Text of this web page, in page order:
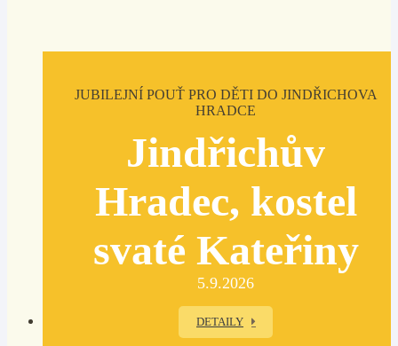
JUBILEJNÍ POUŤ PRO DĚTI DO JINDŘICHOVA
HRADCE
Jindřichův
Hradec, kostel
svaté Kateřiny
5.9.2026
DETAILY